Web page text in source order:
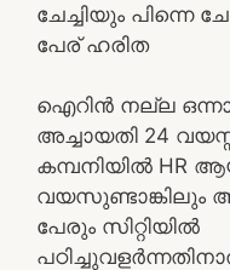
ചേച്ചിയും പിന്നെ
പേര് ഹരിത
ഐറിൻ നല്ല
അച്ചായതി 24
കമ്പനിയിൽ HR
വയസുണ്ടാങ്കിലും
പേരും സിറ്റിയിൽ